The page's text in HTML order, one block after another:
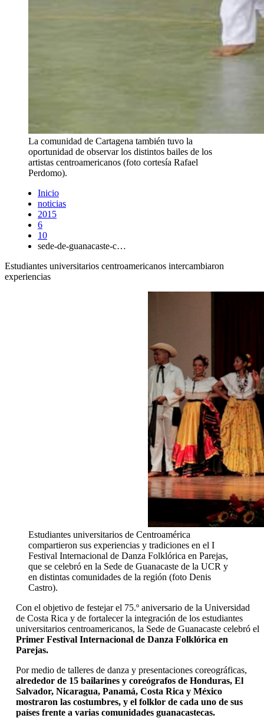
La comunidad de Cartagena también tuvo la
oportunidad de observar los distintos bailes de los
artistas centroamericanos (foto cortesía Rafael
Perdomo).
Inicio
noticias
2015
6
10
sede-de-guanacaste-c…
Estudiantes universitarios centroamericanos intercambiaron
experiencias
Estudiantes universitarios de Centroamérica
compartieron sus experiencias y tradiciones en el I
Festival Internacional de Danza Folklórica en Parejas,
que se celebró en la Sede de Guanacaste de la UCR y
en distintas comunidades de la región (foto Denis
Castro).
Con el objetivo de festejar el 75.º aniversario de la Universidad
de Costa Rica y de fortalecer la integración de los estudiantes
universitarios centroamericanos, la Sede de Guanacaste celebró el
Primer Festival Internacional de Danza Folklórica en
Parejas.
Por medio de talleres de danza y presentaciones coreográficas,
alrededor de 15 bailarines y coreógrafos de Honduras, El
Salvador, Nicaragua, Panamá, Costa Rica y México
mostraron las costumbres, y el folklor de cada uno de sus
países frente a varias comunidades guanacastecas.